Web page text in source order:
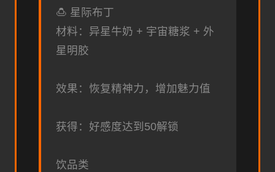
🍮 星际布丁
材料：异星牛奶 + 宇宙糖浆 + 外
星明胶
效果：恢复精神力，增加魅力值
获得：好感度达到50解锁
饮品类